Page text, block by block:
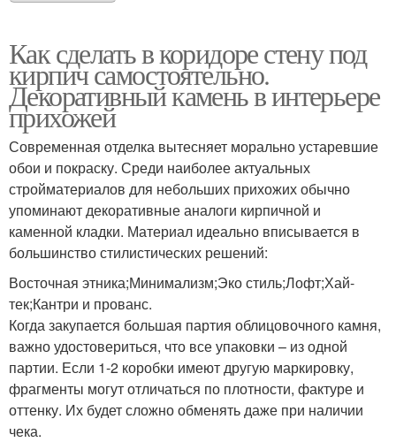
Как сделать в коридоре стену под
кирпич самостоятельно.
Декоративный камень в интерьере
прихожей
Современная отделка вытесняет морально устаревшие
обои и покраску. Среди наиболее актуальных
стройматериалов для небольших прихожих обычно
упоминают декоративные аналоги кирпичной и
каменной кладки. Материал идеально вписывается в
большинство стилистических решений:
Восточная этника;Минимализм;Эко стиль;Лофт;Хай-
тек;Кантри и прованс.
Когда закупается большая партия облицовочного камня,
важно удостовериться, что все упаковки – из одной
партии. Если 1-2 коробки имеют другую маркировку,
фрагменты могут отличаться по плотности, фактуре и
оттенку. Их будет сложно обменять даже при наличии
чека.